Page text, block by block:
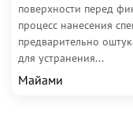
поверхности перед
процесс нанесения
предварительно
для устранения...
Майами